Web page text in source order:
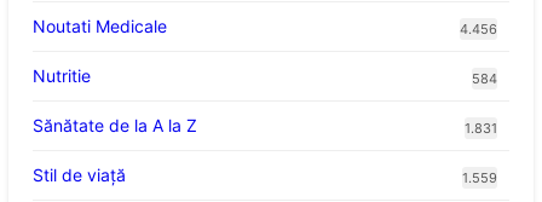
Noutati Medicale 4.456
Nutritie 584
Sănătate de la A la Z 1.831
Stil de viaţă 1.559